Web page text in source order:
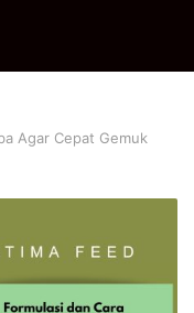
Agar Cepat Gemuk